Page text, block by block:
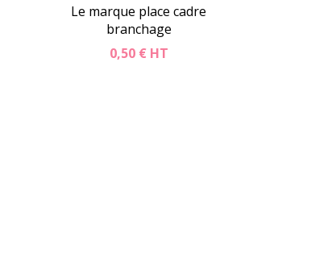
Le marque place cadre
branchage
0,50 € HT